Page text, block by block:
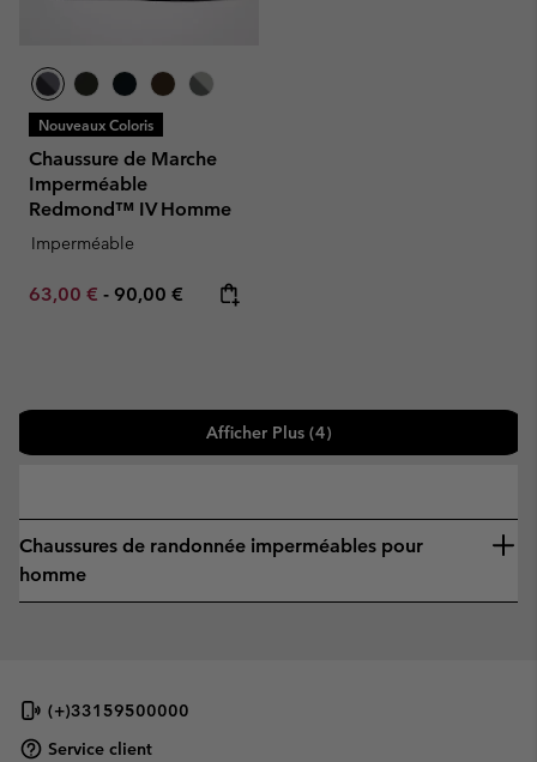
Nouveaux Coloris
Chaussure de Marche
Imperméable
Redmond™ IV Homme
Imperméable
Minimum sale price:
63,00 € - Maximum price:
90,00 €
Afficher Plus (4)
Chaussures de randonnée imperméables pour
homme
(+)33159500000
Service client